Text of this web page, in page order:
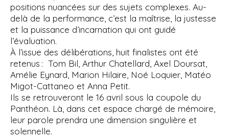
positions nuancées sur des sujets complexes. Au-
delà de la performance, c’est la maîtrise, la justesse
et la puissance d’incarnation qui ont guidé
l’évaluation.
À l’issue des délibérations, huit finalistes ont été
retenus : Tom Bil, Arthur Chatellard, Axel Doursat,
Amélie Eynard, Marion Hilaire, Noé Loquier, Matéo
Migot-Cattaneo et Anna Petit.
Ils se retrouveront le 16 avril sous la coupole du
Panthéon. Là, dans cet espace chargé de mémoire,
leur parole prendra une dimension singulière et
solennelle.